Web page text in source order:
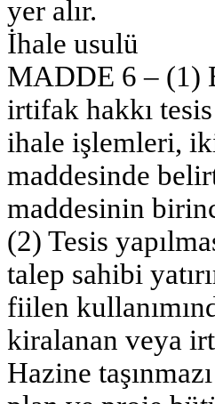
yer alır.
İhale usulü
MADDE 6 – (1)
irtifak hakkı
ihale işlemleri,
maddesinde
maddesinin
(2) Tesis
talep sahibi
fiilen
kiralanan veya
Hazine